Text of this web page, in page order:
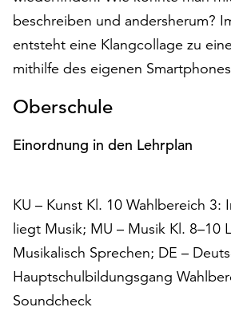
akzeptieren.
Sie
können
Ihr
jederzeit
und
widerrufen.
steht
Ihnen
am
Ende
der
Seite
die
beschreiben und andersherum?
entsteht eine Klangcollage zu
mithilfe des eigenen
Oberschule
Einordnung in den Lehrplan
KU – Kunst Kl. 10 Wahlbereich 3:
liegt Musik; MU – Musik Kl. 8–10
Musikalisch Sprechen; DE –
Hauptschulbildungsgang
Soundcheck